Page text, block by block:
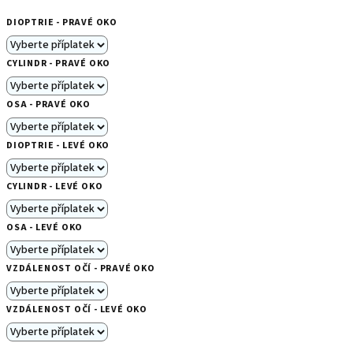
DIOPTRIE - PRAVÉ OKO
CYLINDR - PRAVÉ OKO
OSA - PRAVÉ OKO
DIOPTRIE - LEVÉ OKO
CYLINDR - LEVÉ OKO
OSA - LEVÉ OKO
VZDÁLENOST OČÍ - PRAVÉ OKO
VZDÁLENOST OČÍ - LEVÉ OKO